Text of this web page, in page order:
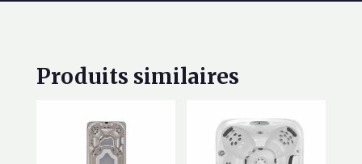
Produits similaires